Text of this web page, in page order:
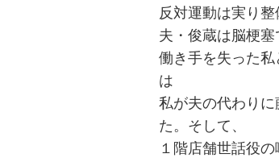
反対運動は実り整
夫・俊蔵は脳梗塞
働き手を失った
は
私が夫の代わり
た。そして、
１階店舗世話役